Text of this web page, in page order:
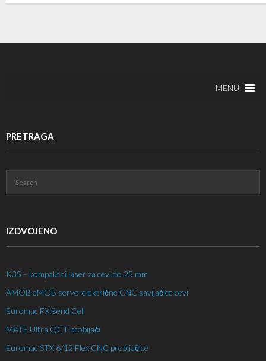
MENU
PRETRAGA
IZDVOJENO
K3S – kompaktni laser za cevi do 25 mm
AMOB eMOB servo-električne CNC savijačice cevi
Euromac FX Bend Cell
MATE Ultra QCT probijači
Euromac STX 6/12 Flex CNC probijačice